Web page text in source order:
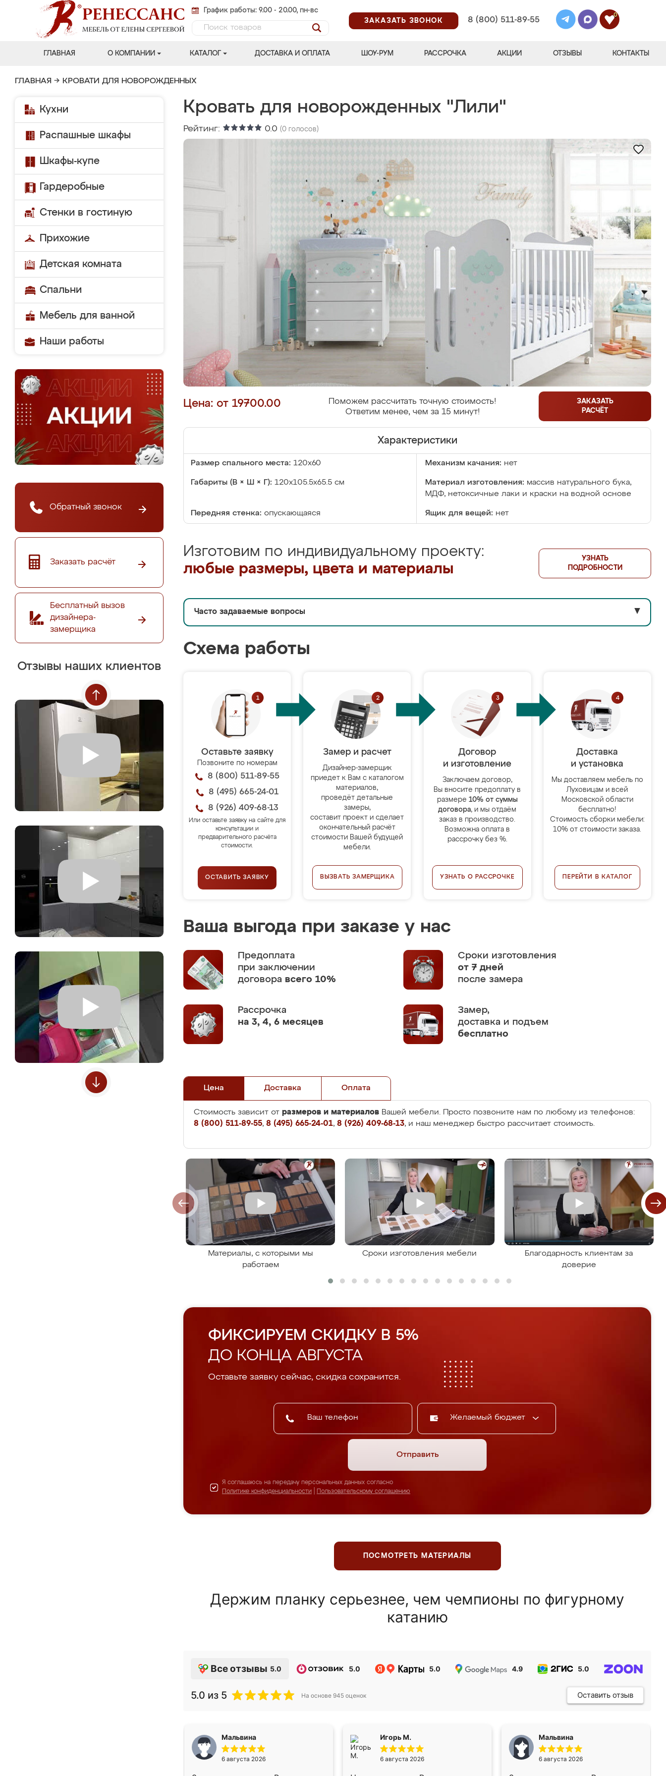
График работы: 9.00 - 20.00, пн-вс
ЗАКАЗАТЬ ЗВОНОК
8 (800) 511-89-55
0
ГЛАВНАЯ О КОМПАНИИ КАТАЛОГ ДОСТАВКА И ОПЛАТА ШОУ-РУМ РАССРОЧКА АКЦИИ ОТЗЫВЫ КОНТАКТЫ
ГЛАВНАЯ → КРОВАТИ ДЛЯ НОВОРОЖДЕННЫХ
Кухни
Распашные шкафы
Шкафы-купе
Гардеробные
Стенки в гостиную
Прихожие
Детская комната
Спальни
Мебель для ванной
Наши работы
Обратный звонок
Заказать расчёт
Бесплатный вызов
дизайнера-
замерщика
Отзывы наших клиентов
Кровать для новорожденных "Лили"
Рейтинг: 0.0 (0 голосов)
Цена: от 19700.00
Поможем рассчитать точную стоимость!
Ответим менее, чем за 15 минут!
ЗАКАЗАТЬ
РАСЧЁТ
Характеристики
Размер спального места: 120x60 Механизм качания: нет
Габариты (В × Ш × Г): 120х105.5х65.5 см Материал изготовления: массив натурального бука,
МДФ, нетоксичные лаки и краски на водной основе
Передняя стенка: опускающаяся Ящик для вещей: нет
Изготовим по индивидуальному проекту:
любые размеры, цвета и материалы
УЗНАТЬ
ПОДРОБНОСТИ
Часто задаваемые вопросы ▼
Схема работы
Оставьте заявку
Позвоните по номерам
8 (800) 511-89-55
8 (495) 665-24-01
8 (926) 409-68-13
Или оставьте заявку на сайте для
консультации и
предварительного расчёта
стоимости.
ОСТАВИТЬ ЗАЯВКУ
Замер и расчет
Дизайнер-замерщик
приедет к Вам с каталогом
материалов,
проведёт детальные
замеры,
составит проект и сделает
окончательный расчёт
стоимости Вашей будущей
мебели.
ВЫЗВАТЬ ЗАМЕРЩИКА
Договор
и изготовление
Заключаем договор,
Вы вносите предоплату в
размере 10% от суммы
договора, и мы отдаём
заказ в производство.
Возможна оплата в
рассрочку без %.
УЗНАТЬ О РАССРОЧКЕ
Доставка
и установка
Мы доставляем мебель по
Луховицам и всей
Московской области
бесплатно!
Стоимость сборки мебели:
10% от стоимости заказа.
ПЕРЕЙТИ В КАТАЛОГ
Ваша выгода при заказе у нас
Предоплата
при заключении
договора всего 10%
Сроки изготовления
от 7 дней
после замера
Рассрочка
на 3, 4, 6 месяцев
Замер,
доставка и подъем
бесплатно
Цена Доставка Оплата
Стоимость зависит от размеров и материалов Вашей мебели. Просто позвоните нам по любому из телефонов:
8 (800) 511-89-55, 8 (495) 665-24-01, 8 (926) 409-68-13, и наш менеджер быстро рассчитает стоимость.
Материалы, с которыми мы
работаем
Сроки изготовления мебели
Благодарность клиентам за
доверие
ФИКСИРУЕМ СКИДКУ В 5%
ДО КОНЦА АВГУСТА
Оставьте заявку сейчас, скидка сохранится.
Желаемый бюджет
Отправить
Я соглашаюсь на передачу персональных данных согласно
Политике конфиденциальности
Пользовательскому соглашению
ПОСМОТРЕТЬ МАТЕРИАЛЫ
Держим планку серьезнее, чем чемпионы по фигурному
катанию
Все отзывы 5.0 5.0 5.0 4.9 5.0
5.0 из 5 На основе 945 оценок Оставить отзыв
Мальвина
6 августа 2026
Игорь М.
6 августа 2026
Мальвина
6 августа 2026